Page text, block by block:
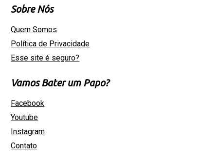
Sobre Nós
Quem Somos
Política de Privacidade
Esse site é seguro?
Vamos Bater um Papo?
Facebook
Youtube
Instagram
Contato